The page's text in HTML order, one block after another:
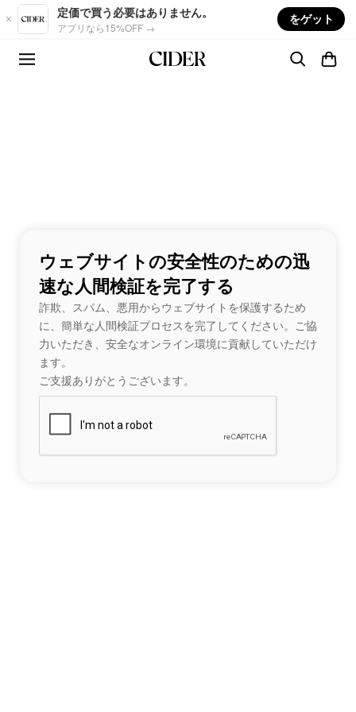
Skip to main content
定価で買う必要はありません。
アプリなら15%OFF →
をゲット
ウェブサイトの安全性のための迅
速な人間検証を完了する
詐欺、スパム、悪用からウェブサイトを保護するため
に、簡単な人間検証プロセスを完了してください。ご協
力いただき、安全なオンライン環境に貢献していただけ
ます。
ご支援ありがとうございます。